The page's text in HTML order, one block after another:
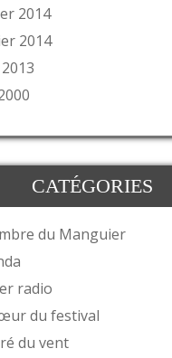
2014
2014
CATÉGORIES
du Manguier
radio
du festival
du vent